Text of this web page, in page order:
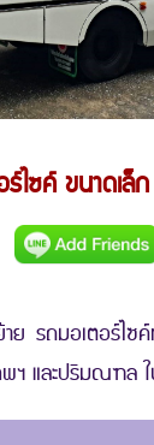
ไซค์ ขนาดเ
ย รถมอเตอร์ไซ
ฯ และปริมณฑล ใ